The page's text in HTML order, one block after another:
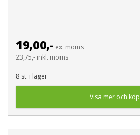
19,00,- ex. moms
23,75,- inkl. moms
8 st. i lager
Visa mer och köp